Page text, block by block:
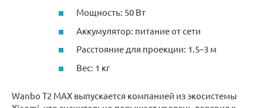
Мощность: 50 Вт
Аккумулятор: питание от сети
Расстояние для проекции: 1.5–3 м
Вес: 1 кг
Wanbo T2 MAX выпускается компанией из экосистемы